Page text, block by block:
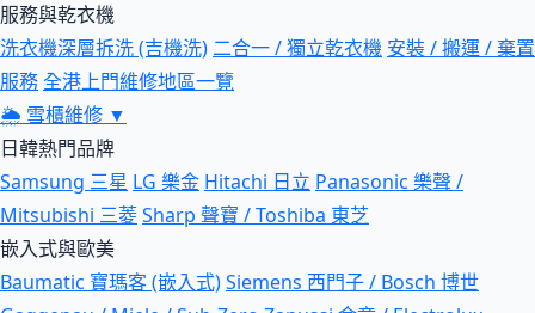
服務與乾衣機
洗衣機深層拆洗 (吉機洗) 二合一 / 獨立乾衣機 安裝 / 搬運 / 棄置
服務全港上門維修地區一覽
🌦 雪櫃維修 ▼
日韓熱門品牌
Samsung 三星 LG 樂金 Hitachi 日立 Panasonic 樂聲 /
Mitsubishi 三菱Sharp 聲寶 / Toshiba 東芝
嵌入式與歐美
Baumatic 寶瑪客 (嵌入式)Siemens 西門子 / Bosch 博世